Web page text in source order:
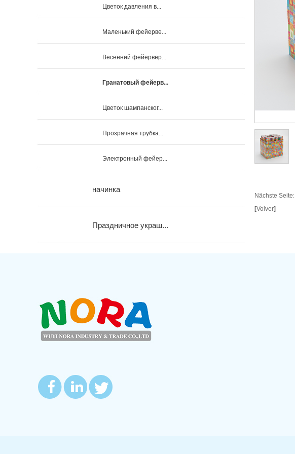
Цветок давления в...
Маленький фейерве...
Весенний фейервер...
Гранатовый фейерв...
Цветок шампанског...
Прозрачная трубка...
Электронный фейер...
начинка
Праздничное украш...
Nächste Seite:
[Volver]